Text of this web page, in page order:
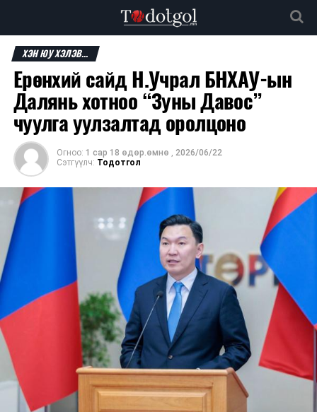
ХЭН ЮУ ХЭЛЭВ...
Ерөнхий сайд Н.Учрал БНХАУ-ын
Далянь хотноо “Зуны Давос”
чуулга уулзалтад оролцоно
Огноо: 1 сар 18 өдөр.өмнө , 2026/06/22
Сэтгүүлч: Тодотгол